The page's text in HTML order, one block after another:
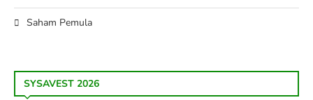
Saham Pemula
SYSAVEST 2026